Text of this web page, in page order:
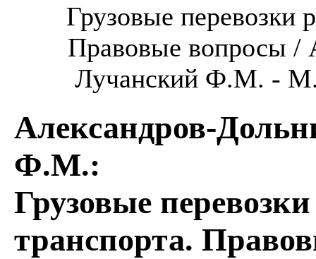
Грузовые перевозки
Правовые вопросы /
Лучанский Ф.М. -
Александров-
Ф.М.:
Грузовые
транспорта.